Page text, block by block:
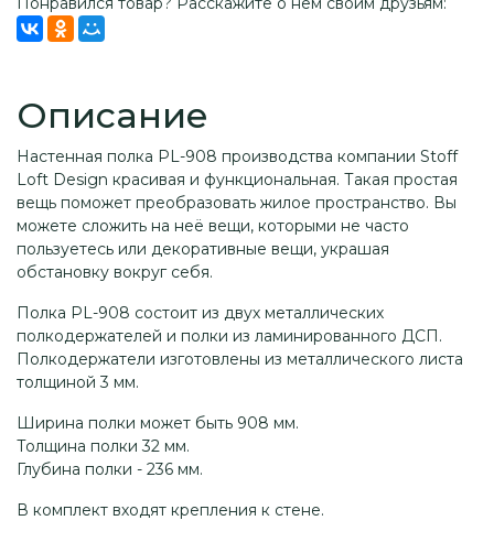
Описание
Настенная полка PL-908 производства компании Stoff
Loft Design красивая и функциональная. Такая простая
вещь поможет преобразовать жилое пространство. Вы
можете сложить на неё вещи, которыми не часто
пользуетесь или декоративные вещи, украшая
обстановку вокруг себя.
Полка PL-908 состоит из двух металлических
полкодержателей и полки из ламинированного ДСП.
Полкодержатели изготовлены из металлического листа
толщиной 3 мм.
Ширина полки может быть 908 мм.
Толщина полки 32 мм.
Глубина полки - 236 мм.
В комплект входят крепления к стене.